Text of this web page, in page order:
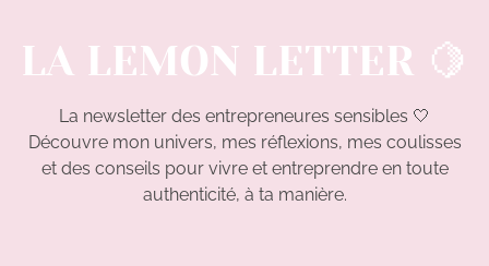
LA LEMON LETTER 🍋
La newsletter des entrepreneures sensibles 🤍
Découvre mon univers, mes réflexions, mes coulisses
et des conseils pour vivre et entreprendre en toute
authenticité, à ta manière.